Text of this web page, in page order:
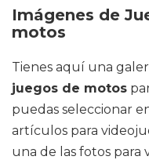
Imágenes de
motos
Tienes aquí una
juegos de motos
puedas seleccionar
artículos para
una de las fotos